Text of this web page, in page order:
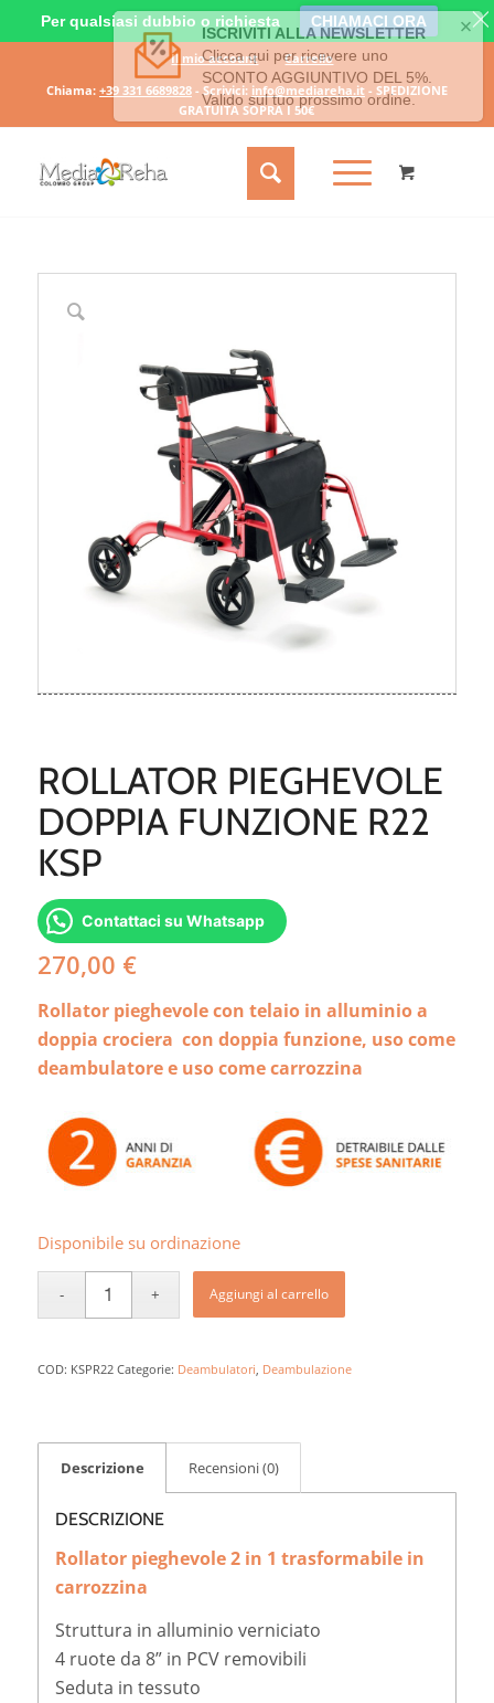
Il mio account
Carrello
Chiama: +39 331 6689828- Scrivici: info@mediareha.it- SPEDIZIONE
GRATUITA SOPRA I 50€
ROLLATOR PIEGHEVOLE
DOPPIA FUNZIONE R22
KSP
Contattaci su Whatsapp
270,00 €
Rollator pieghevole con telaio in alluminio a
doppia crociera con doppia funzione, uso come
deambulatore e uso come carrozzina
Disponibile su ordinazione
Aggiungi al carrello
COD: KSPR22 Categorie: Deambulatori Deambulazione
Descrizione Recensioni (0)
DESCRIZIONE
Rollator pieghevole 2 in 1 trasformabile in
carrozzina
Struttura in alluminio verniciato
4 ruote da 8” in PCV removibili
Seduta in tessuto
Per qualsiasi dubbio o richiesta CHIAMACI ORA